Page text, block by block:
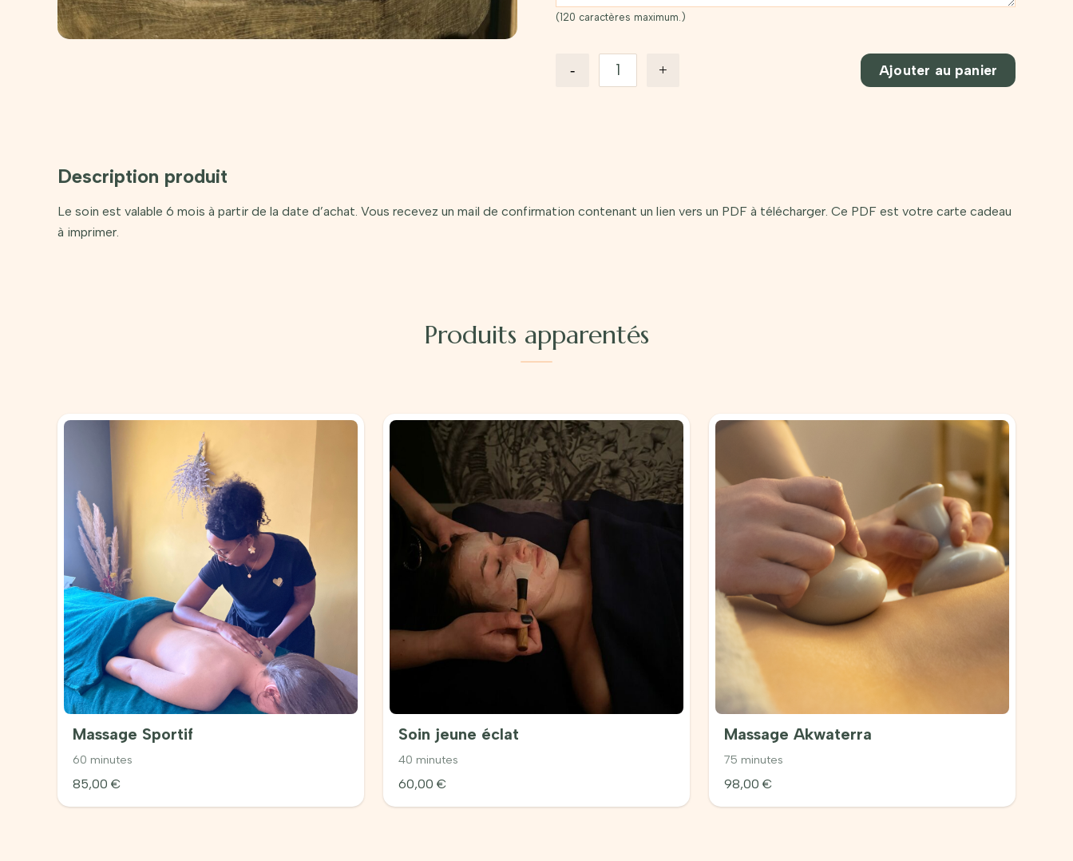
(120 caractères maximum.)
-
quantité
Soin
+ Ajouter au panier
Description produit
Le soin est valable 6 mois à partir de la date d’achat. Vous recevez un mail de confirmation contenant un lien vers un PDF à télécharger. Ce PDF est votre carte cadeau
à imprimer.
Produits apparentés
Massage Sportif
60 minutes
85,00€
Soin jeune éclat
40 minutes
60,00€
Massage Akwaterra
75 minutes
98,00€